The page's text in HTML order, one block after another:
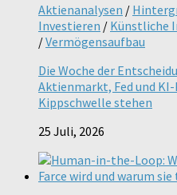
Aktienanalysen /
Investieren / Künstliche
/Vermögensaufbau
Die Woche der
Aktienmarkt, Fed und
Kippschwelle stehen
25 Juli, 2026